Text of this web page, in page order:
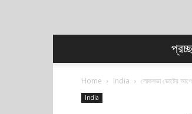
Home India লোকসভা ভোটের আগে
India